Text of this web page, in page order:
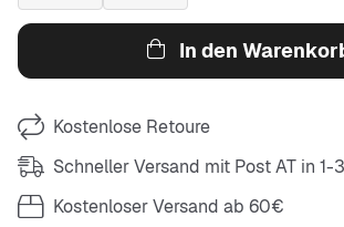
In den
Kostenlose Retoure
Schneller Versand mit Post AT in 1-
Kostenloser Versand ab 60€